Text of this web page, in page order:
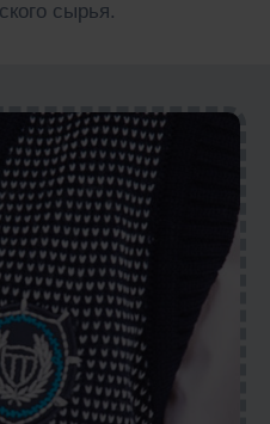
сырья.